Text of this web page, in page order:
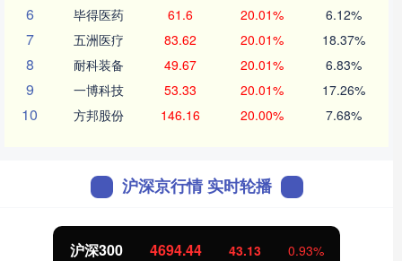
6 毕得医药 61.6 20.01% 6.12%
7 五洲医疗 83.62 20.01% 18.37%
8 耐科装备 49.67 20.01% 6.83%
9 一博科技 53.33 20.01% 17.26%
10 方邦股份 146.16 20.00% 7.68%
沪深京行情 实时轮播
沪深300 4694.44 43.13 0.93%